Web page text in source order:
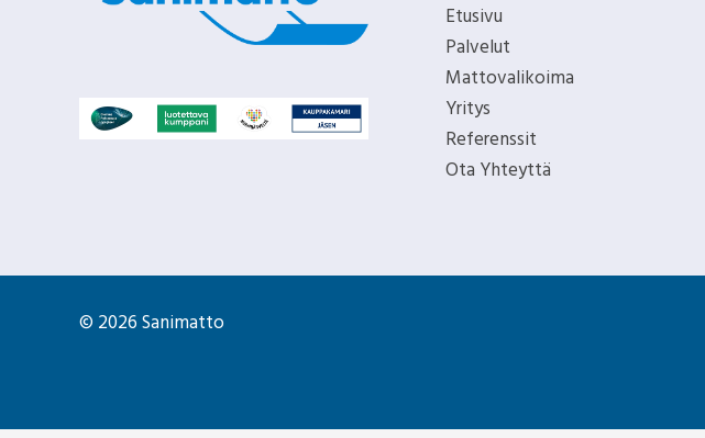
Etusivu
Palvelut
Mattovalikoima
Yritys
Referenssit
Ota Yhteyttä
© 2026 Sanimatto